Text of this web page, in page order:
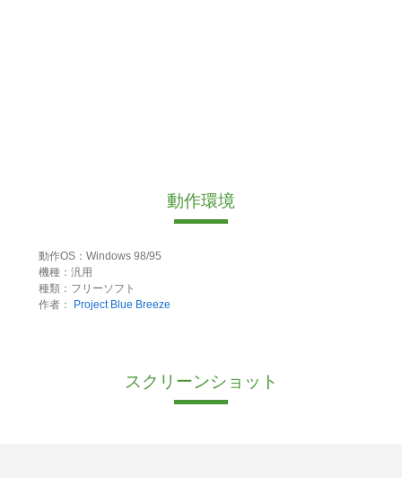
動作環境
動作OS：Windows 98/95
機種：汎用
種類：フリーソフト
作者：
Project Blue Breeze
スクリーンショット